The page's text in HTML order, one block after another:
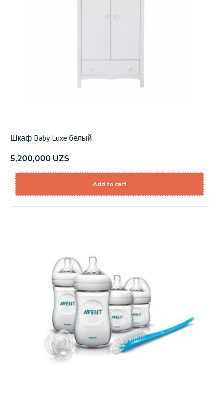
Шкаф Baby Luxe белый
5,200,000 UZS
Add to cart